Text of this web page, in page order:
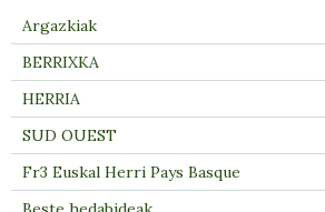
Argazkiak
BERRIXKA
HERRIA
SUD OUEST
Fr3 Euskal Herri Pays Basque